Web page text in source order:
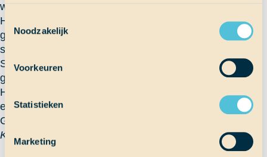
Toestemmingsselectie
Noodzakelijk
Voorkeuren
Statistieken
Marketing
worden uitgesteld.
Helaas dus geen scheepsovername, nog niet in ieder
geval. Iedereen ging weer een beetje beteuterd aan
school. Maar aan elk nadeel zit z’n voordeel, want voor
Sander was het voordelig: namelijk meer toetsen die
gemaakt konden worden!
Hopelijk begint de scheepsovername morgen dan wel
echt.
Groetjes
Karlijn